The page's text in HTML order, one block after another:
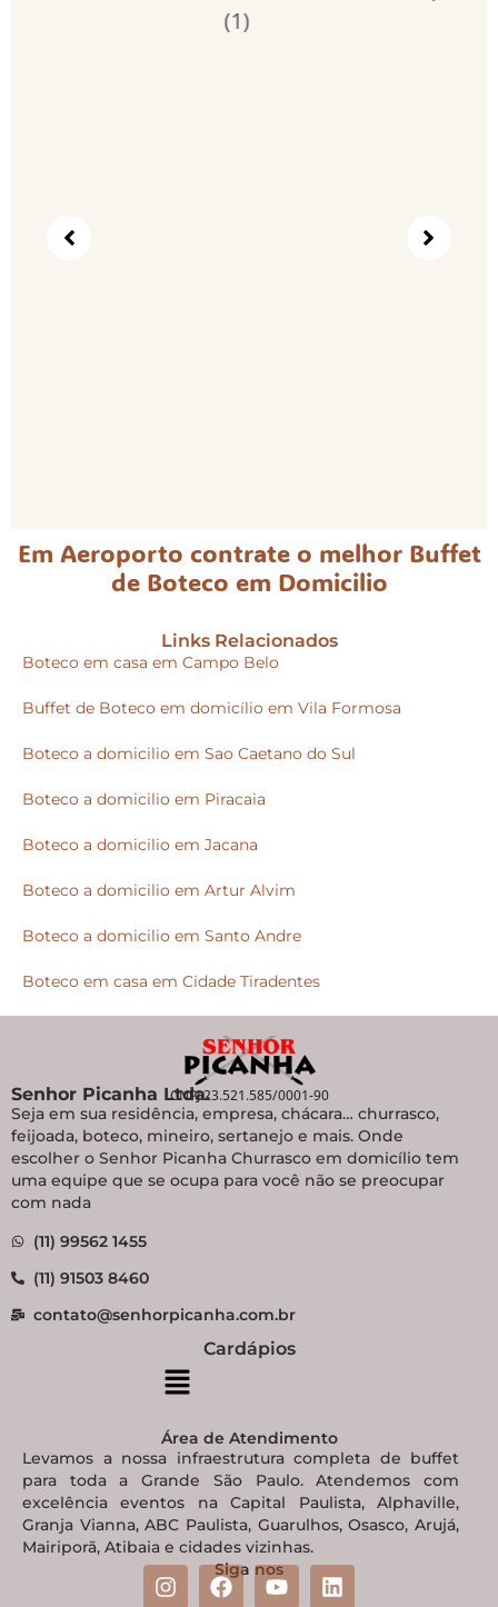
Em Aeroporto contrate o melhor Buffet
de Boteco em Domicilio
Links Relacionados
Boteco em casa em Campo Belo
Buffet de Boteco em domicílio em Vila Formosa
Boteco a domicilio em Sao Caetano do Sul
Boteco a domicilio em Piracaia
Boteco a domicilio em Jacana
Boteco a domicilio em Artur Alvim
Boteco a domicilio em Santo Andre
Boteco em casa em Cidade Tiradentes
Senhor Picanha Ltda.CNPJ 23.521.585/0001-90
Seja em sua residência, empresa, chácara… churrasco,
feijoada, boteco, mineiro, sertanejo e mais. Onde
escolher o Senhor Picanha Churrasco em domicílio tem
uma equipe que se ocupa para você não se preocupar
com nada
(11) 99562 1455
(11) 91503 8460
contato@senhorpicanha.com.br
Cardápios
Área de Atendimento
Levamos a nossa infraestrutura completa de buffet
para toda a Grande São Paulo. Atendemos com
excelência eventos na Capital Paulista, Alphaville,
Granja Vianna, ABC Paulista, Guarulhos, Osasco, Arujá,
Mairiporã, Atibaia e cidades vizinhas.
Siga nos